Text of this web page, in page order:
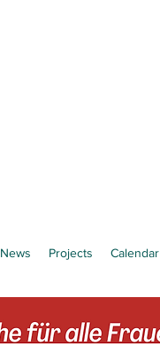
News Projects Calendar